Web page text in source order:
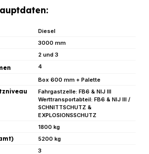
Diesel
3000 mm
2 und 3
4
Box 600 mm + Palette
Fahrgastzelle: FB6 & NIJ III
Werttransportabteil: FB6 & NIJ III /
SCHNITTSCHUTZ &
EXPLOSIONSSCHUTZ
1800 kg
5200 kg
3